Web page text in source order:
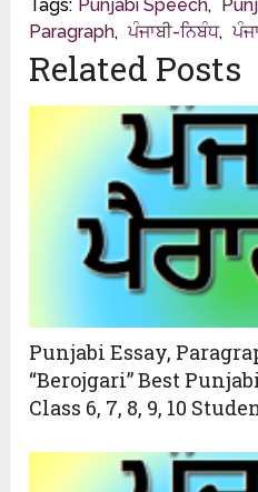
Tags: Punjabi Speech,
Paragraph, ਪੰਜਾਬੀ-ਨਿਬੰਧ,
Related Posts
Punjabi Essay,
“Berojgari” Best
Class 6, 7, 8, 9, 10